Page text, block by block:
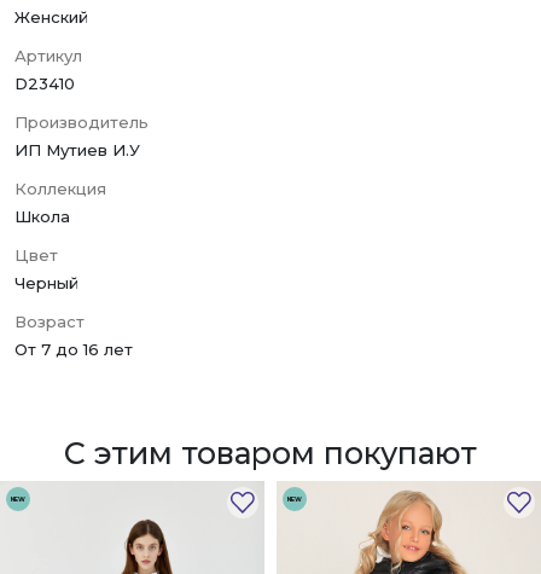
Женский
Артикул
D23410
Производитель
ИП Мутиев И.У
Коллекция
Школа
Цвет
Черный
Возраст
От 7 до 16 лет
С этим товаром покупают
NEW NEW